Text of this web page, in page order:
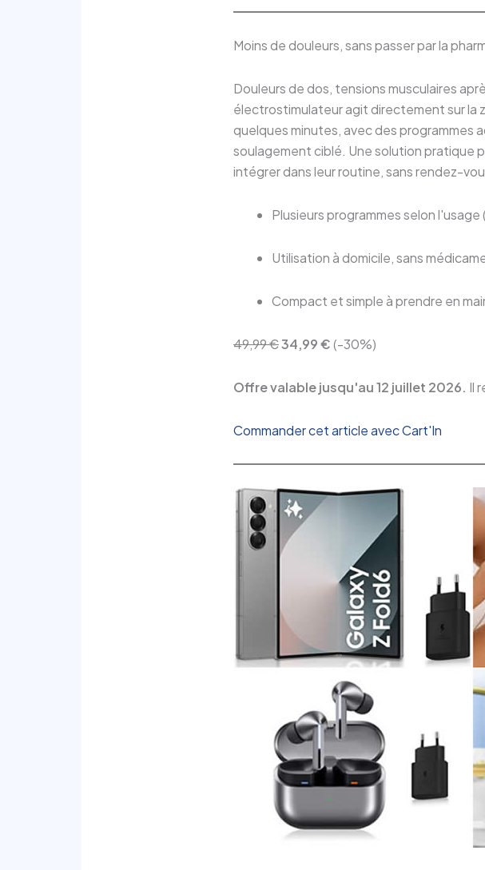
Moins de douleurs, sans passer par la
Douleurs de dos, tensions musculaires
électrostimulateur agit directement sur la
quelques minutes, avec des
soulagement ciblé. Une solution pratique
intégrer dans leur routine, sans rendez-
Plusieurs programmes selon
Utilisation à domicile, sans
Compact et simple à prendre en
49,99 €34,99 €(-30%)
Offre valable jusqu'au 12 juillet 2026. Il
Commander cet article avec Cart'In